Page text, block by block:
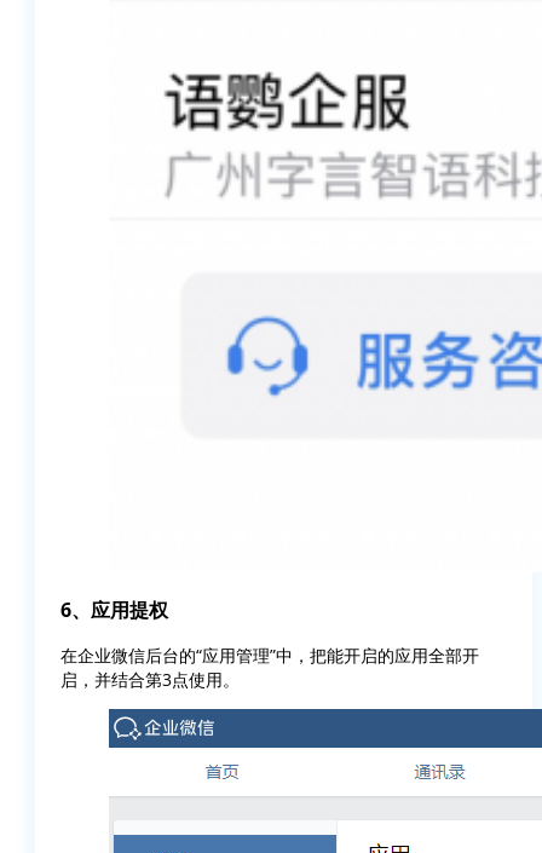
6、 应用提权
在企业微信后台的“应用管理”中，把能开启的应用全部开
启，并结合第3点使用。